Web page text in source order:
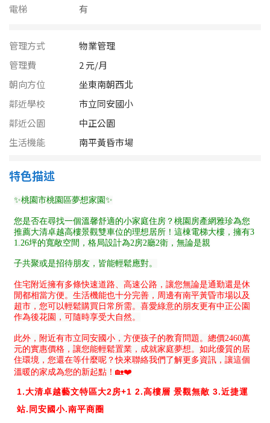
澎湖縣
台東縣
花蓮縣
樓層
不拘
3樓
5~10樓 11~20樓
21樓以上
~ 樓
格局
不拘
1房
2房
4房
電梯
有
管理方式
物業管理
管理費
2 元/月
朝向方位
坐東南朝西北
鄰近學校
市立同安國小
鄰近公園
中正公園
生活機能
南平黃昏市場
特色描述